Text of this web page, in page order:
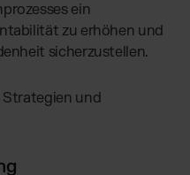
ein
zu erhöhen und
sicherzustellen.
Strategien und